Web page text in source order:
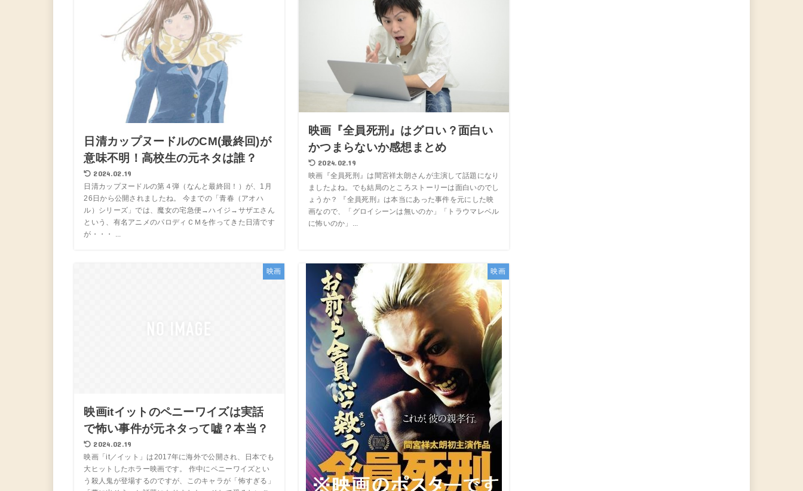
日清カップヌードルのCM(最終回)が
意味不明！高校生の元ネタは誰？
2024.02.19
日清カップヌードルの第４弾（なんと最終回！）が、1月
26日から公開されましたね。 今までの「青春（アオハ
ル）シリーズ」では、魔女の宅急便→ハイジ→サザエさん
という、有名アニメのパロディＣＭを作ってきた日清です
が・・・ ...
映画『全員死刑』はグロい？面白い
かつまらないか感想まとめ
2024.02.19
映画『全員死刑』は間宮祥太朗さんが主演して話題になり
ましたよね。でも結局のところストーリーは面白いのでし
ょうか？ 『全員死刑』は本当にあった事件を元にした映
画なので、「グロイシーンは無いのか」「トラウマレベル
に怖いのか」...
映画
映画itイットのペニーワイズは実話
で怖い事件が元ネタって嘘？本当？
2024.02.19
映画「it／イット」は2017年に海外で公開され、日本でも
大ヒットしたホラー映画です。 作中にペニーワイズとい
う殺人鬼が登場するのですが、このキャラが「怖すぎる」
映画